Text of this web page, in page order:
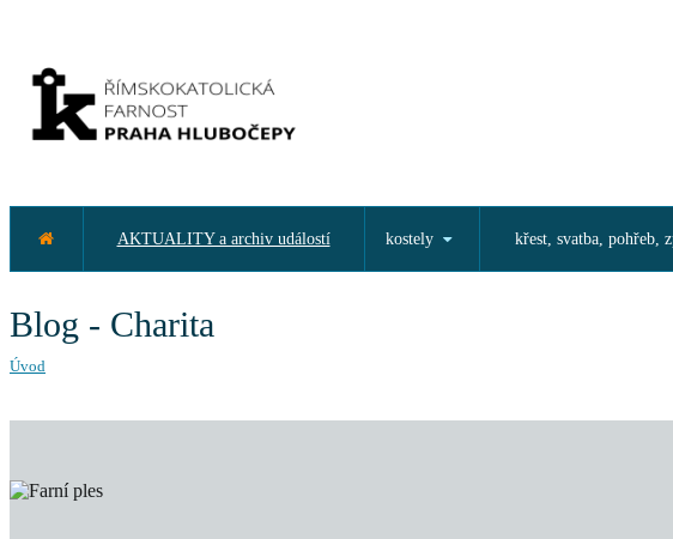
AKTUALITY a archiv událostí kostely křest, svatba, pohřeb,
Blog - Charita
Úvod